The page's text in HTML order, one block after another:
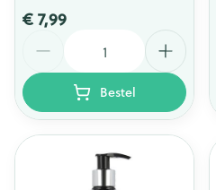
€ 7,99
Bestel